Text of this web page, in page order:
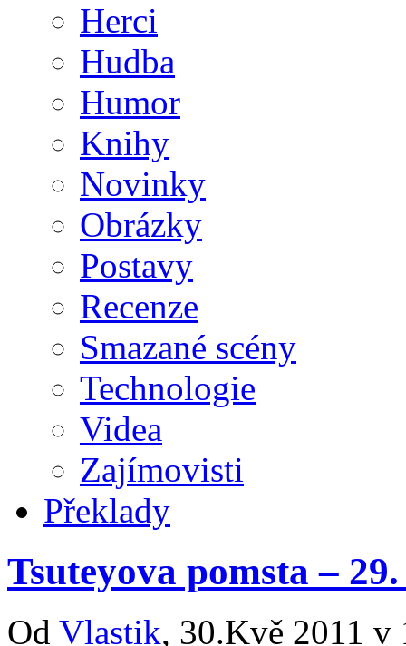
Herci
Hudba
Humor
Knihy
Novinky
Obrázky
Postavy
Recenze
Smazané scény
Technologie
Videa
Zajímovisti
Překlady
Tsuteyova pomsta –
Od Vlastik, 30.Kvě 2011 v